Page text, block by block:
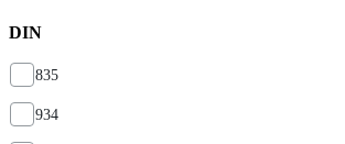
DIN
835
934